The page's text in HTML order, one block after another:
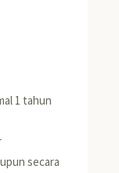
1 tahun
secara